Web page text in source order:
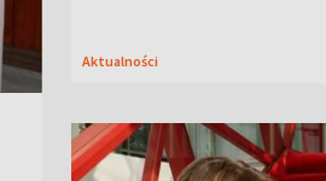
Aktualności